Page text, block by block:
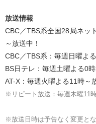
放送情報
CBC／TBS系全国28局ネッ
～放送中！
CBC／TBS系：毎週日曜よ
BS日テレ：毎週土曜よる0
AT-X：毎週火曜よる11時～
※リピート放送：毎週木曜11
※放送日時は予告なく変更と